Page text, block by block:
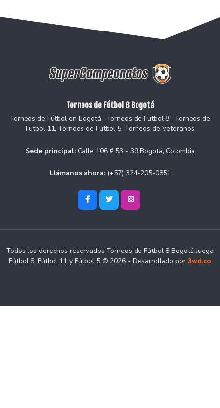
Torneos de Fútbol 8 Bogotá
Torneos de Fútbol en Bogotá , Torneos de Futbol 8 , Torneos de
Futbol 11, Torneos de Futbol 5, Torneos de Veteranos
Sede principal:Calle 106 # 53 - 39 Bogotá, Colombia
Llámanos ahora:(+57) 324-205-0851
Todos los derechos reservados Torneos de Fútbol 8 Bogotá Juega
Fútbol 8, Fútbol 11 y Fútbol 5 © 2026 - Desarrollado por 3wd.co